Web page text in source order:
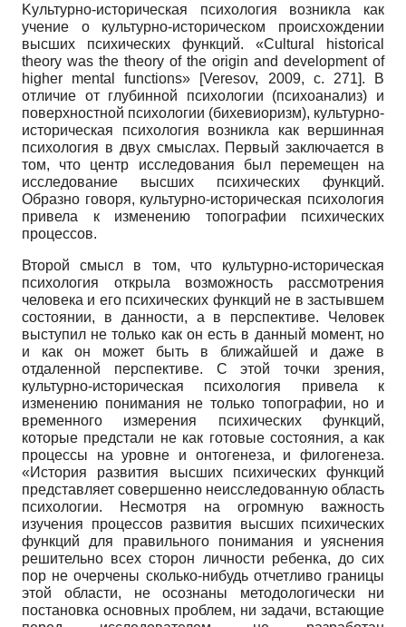
Kультурно-историческая психология возникла как
учение о культурно-историческом происхождении
высших психических функций. «Cultural historical
theory was the theory of the origin and development of
higher mental functions» [Veresov, 2009, c. 271].
В
отличие от глубинной психологии (психоанализ) и
поверхностной психологии (бихевиоризм), культурно­
историческая психология возникла как вершинная
психология в двух смыслах. Первый заключается в
том, что центр исследования был перемещен на
исследование высших психических функций.
Образно говоря, культурно-историческая психология
привела к изменению топографии психических
процессов.
Второй смысл в том, что культурно-историческая
психология открыла возможность рассмотрения
человека и его психических функций не в застывшем
состоянии, в данности, а в перспективе. Человек
выступил не только как он есть в данный момент, но
и как он может быть в ближайшей и даже в
отдаленной перспективе. С этой точки зрения,
культурно-историческая психология привела к
изменению понимания не только топографии, но и
временного измерения психических функций,
которые предстали не как готовые состояния, а как
процессы на уровне и онтогенеза, и филогенеза.
«История развития высших психических функций
представляет совершенно неисследованную область
психологии. Несмотря на огромную важность
изучения процессов развития высших психических
функций для правильного понимания и уяснения
решительно всех сторон личности ребенка, до сих
пор не очерчены сколько-нибудь отчетливо границы
этой области, не осознаны методологически ни
постановка основных проблем, ни задачи, встающие